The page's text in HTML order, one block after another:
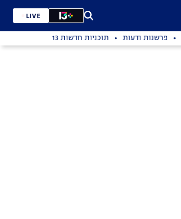
LIVE
פרשנות ודעות תוכניות חדשות 13